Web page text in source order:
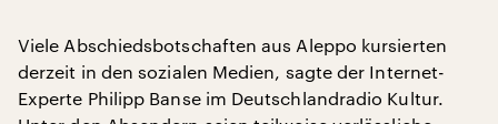
Viele Abschiedsbotschaften aus Aleppo kursierten
derzeit in den sozialen Medien, sagte der Internet-
Experte Philipp Banse im Deutschlandradio Kultur.